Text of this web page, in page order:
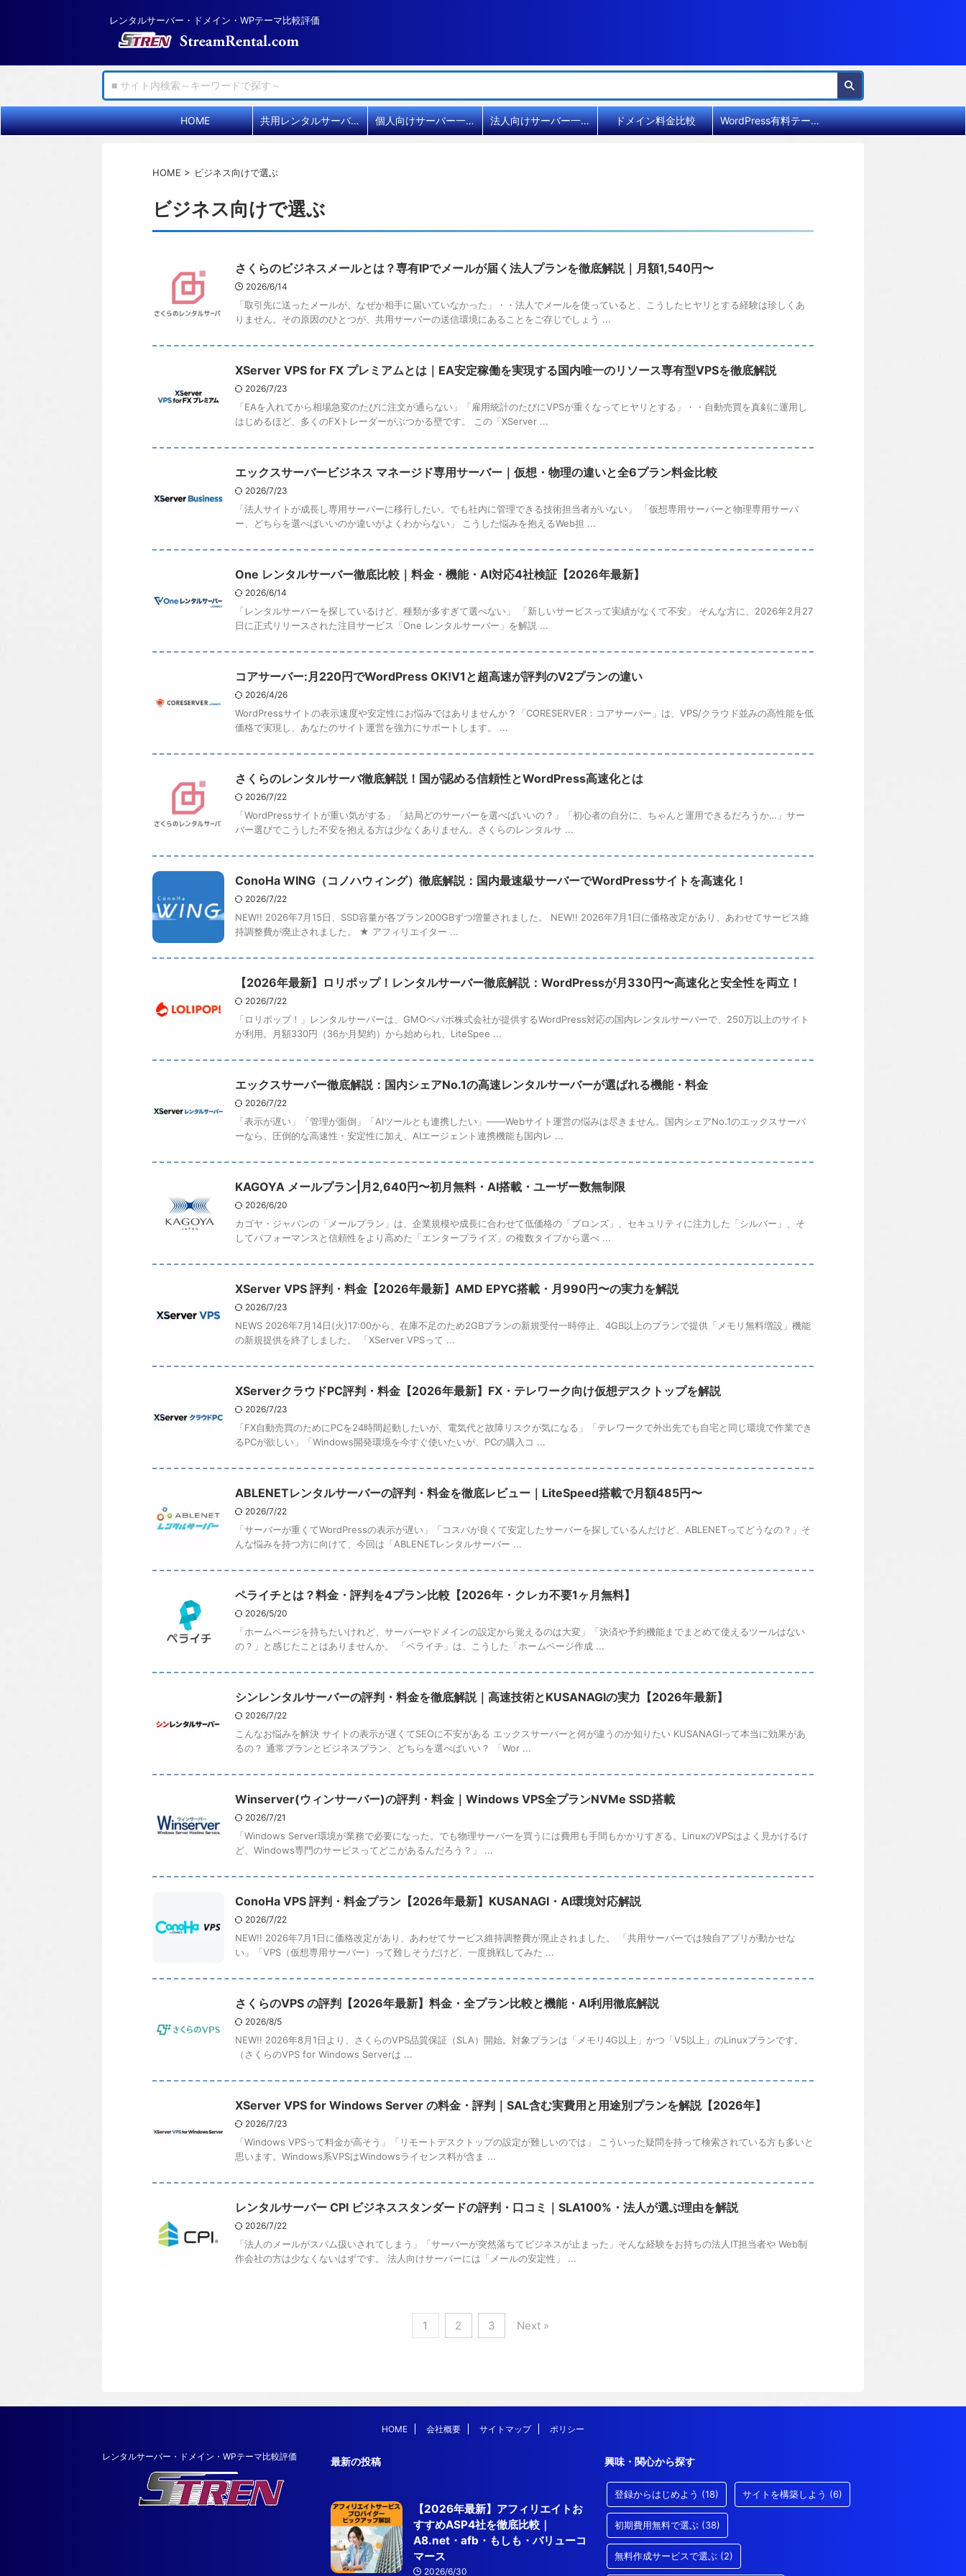
レンタルサーバー・ドメイン・WPテーマ比較評価
HOME 共用レンタルサーバー比較 個人向けサーバー一覧 法人向けサーバー一覧 ドメイン料金比較 WordPress有料テーマ比較
HOME > ビジネス向けで選ぶ
ビジネス向けで選ぶ
さくらのビジネスメールとは？専有IPでメールが届く法人プランを徹底解説｜月額1,540円〜
2026/6/14
「取引先に送ったメールが、なぜか相手に届いていなかった」・・法人でメールを使っていると、こうしたヒヤリとする経験は珍しくあ
りません。その原因のひとつが、共用サーバーの送信環境にあることをご存じでしょう ...
XServer VPS for FX プレミアムとは｜EA安定稼働を実現する国内唯一のリソース専有型VPSを徹底解説
2026/7/23
「EAを入れてから相場急変のたびに注文が通らない」「雇用統計のたびにVPSが重くなってヒヤリとする」・・自動売買を真剣に運用し
はじめるほど、多くのFXトレーダーがぶつかる壁です。 この「XServer ...
エックスサーバービジネス マネージド専用サーバー｜仮想・物理の違いと全6プラン料金比較
2026/7/23
「法人サイトが成長し専用サーバーに移行したい。でも社内に管理できる技術担当者がいない」 「仮想専用サーバーと物理専用サーバ
ー、どちらを選べばいいのか違いがよくわからない」 こうした悩みを抱えるWeb担 ...
One レンタルサーバー徹底比較｜料金・機能・AI対応4社検証【2026年最新】
2026/6/14
「レンタルサーバーを探しているけど、種類が多すぎて選べない」 「新しいサービスって実績がなくて不安」 そんな方に、2026年2月27
日に正式リリースされた注目サービス「One レンタルサーバー」を解説 ...
コアサーバー:月220円でWordPress OK!V1と超高速が評判のV2プランの違い
2026/4/26
WordPressサイトの表示速度や安定性にお悩みではありませんか？「CORESERVER：コアサーバー」は、VPS/クラウド並みの高性能を低
価格で実現し、あなたのサイト運営を強力にサポートします。 ...
さくらのレンタルサーバ徹底解説！国が認める信頼性とWordPress高速化とは
2026/7/22
「WordPressサイトが重い気がする」「結局どのサーバーを選べばいいの？」「初心者の自分に、ちゃんと運用できるだろうか…」サー
バー選びでこうした不安を抱える方は少なくありません。さくらのレンタルサ ...
ConoHa WING（コノハウィング）徹底解説：国内最速級サーバーでWordPressサイトを高速化！
2026/7/22
NEW!! 2026年7月15日、SSD容量が各プラン200GBずつ増量されました。 NEW!! 2026年7月1日に価格改定があり、あわせてサービス維
持調整費が廃止されました。 ★ アフィリエイター ...
【2026年最新】ロリポップ！レンタルサーバー徹底解説：WordPressが月330円〜高速化と安全性を両立！
2026/7/22
「ロリポップ！」レンタルサーバーは、GMOペパボ株式会社が提供するWordPress対応の国内レンタルサーバーで、250万以上のサイト
が利用。月額330円（36か月契約）から始められ、LiteSpee ...
エックスサーバー徹底解説：国内シェアNo.1の高速レンタルサーバーが選ばれる機能・料金
2026/7/22
「表示が遅い」「管理が面倒」「AIツールとも連携したい」——Webサイト運営の悩みは尽きません。国内シェアNo.1のエックスサーバ
ーなら、圧倒的な高速性・安定性に加え、AIエージェント連携機能も国内レ ...
KAGOYA メールプラン|月2,640円〜初月無料・AI搭載・ユーザー数無制限
2026/6/20
カゴヤ・ジャパンの「メールプラン」は、企業規模や成長に合わせて低価格の「ブロンズ」、セキュリティに注力した「シルバー」、そ
してパフォーマンスと信頼性をより高めた「エンタープライズ」の複数タイプから選べ ...
XServer VPS 評判・料金【2026年最新】AMD EPYC搭載・月990円〜の実力を解説
2026/7/23
NEWS 2026年7月14日(火)17:00から、在庫不足のため2GBプランの新規受付一時停止、4GB以上のプランで提供「メモリ無料増設」機能
の新規提供を終了しました。 「XServer VPSって ...
XServerクラウドPC評判・料金【2026年最新】FX・テレワーク向け仮想デスクトップを解説
2026/7/23
「FX自動売買のためにPCを24時間起動したいが、電気代と故障リスクが気になる」「テレワークで外出先でも自宅と同じ環境で作業でき
るPCが欲しい」「Windows開発環境を今すぐ使いたいが、PCの購入コ ...
ABLENETレンタルサーバーの評判・料金を徹底レビュー｜LiteSpeed搭載で月額485円〜
2026/7/22
「サーバーが重くてWordPressの表示が遅い」「コスパが良くて安定したサーバーを探しているんだけど、ABLENETってどうなの？」そ
んな悩みを持つ方に向けて、今回は「ABLENETレンタルサーバー ...
ペライチとは？料金・評判を4プラン比較【2026年・クレカ不要1ヶ月無料】
2026/5/20
「ホームページを持ちたいけれど、サーバーやドメインの設定から覚えるのは大変」「決済や予約機能までまとめて使えるツールはない
の？」と感じたことはありませんか。 「ペライチ」は、こうした「ホームページ作成 ...
シンレンタルサーバーの評判・料金を徹底解説｜高速技術とKUSANAGIの実力【2026年最新】
2026/7/22
こんなお悩みを解決 サイトの表示が遅くてSEOに不安がある エックスサーバーと何が違うのか知りたい KUSANAGIって本当に効果があ
るの？ 通常プランとビジネスプラン、どちらを選べばいい？ 「Wor ...
Winserver(ウィンサーバー)の評判・料金｜Windows VPS全プランNVMe SSD搭載
2026/7/21
「Windows Server環境が業務で必要になった。でも物理サーバーを買うには費用も手間もかかりすぎる。LinuxのVPSはよく見かけるけ
ど、Windows専門のサービスってどこがあるんだろう？」 ...
ConoHa VPS 評判・料金プラン【2026年最新】KUSANAGI・AI環境対応解説
2026/7/22
NEW!! 2026年7月1日に価格改定があり、あわせてサービス維持調整費が廃止されました。 「共用サーバーでは独自アプリが動かせな
い」「VPS（仮想専用サーバー）って難しそうだけど、一度挑戦してみた ...
さくらのVPS の評判【2026年最新】料金・全プラン比較と機能・AI利用徹底解説
2026/8/5
NEW!! 2026年8月1日より、さくらのVPS品質保証（SLA）開始。対象プランは「メモリ4G以上」かつ「V5以上」のLinuxプランです。
（さくらのVPS for Windows Serverは ...
XServer VPS for Windows Server の料金・評判｜SAL含む実費用と用途別プランを解説【2026年】
2026/7/23
「Windows VPSって料金が高そう」「リモートデスクトップの設定が難しいのでは」 こういった疑問を持って検索されている方も多いと
思います。Windows系VPSはWindowsライセンス料が含ま ...
レンタルサーバー CPI ビジネススタンダードの評判・口コミ｜SLA100%・法人が選ぶ理由を解説
2026/7/22
「法人のメールがスパム扱いされてしまう」「サーバーが突然落ちてビジネスが止まった」そんな経験をお持ちの法人IT担当者や Web制
作会社の方は少なくないはずです。 法人向けサーバーには「メールの安定性」 ...
1 2 3 Next »
HOME 会社概要 サイトマップ ポリシー
最新の投稿
【2026年最新】アフィリエイトお
すすめASP4社を徹底比較｜
A8.net・afb・もしも・バリューコ
マース
2026/6/30
興味・関心から探す
登録からはじめよう (18) サイトを構築しよう (6)
初期費用無料で選ぶ (38)
無料作成サービスで選ぶ (2)
レンタルサーバー・ドメイン・WPテーマ比較評価